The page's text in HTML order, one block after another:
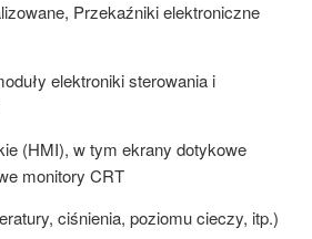
Przekaźniki elektroniczne
elektroniki sterowania i
(HMI), w tym ekrany dotykowe
monitory CRT
ciśnienia, poziomu cieczy, itp.)